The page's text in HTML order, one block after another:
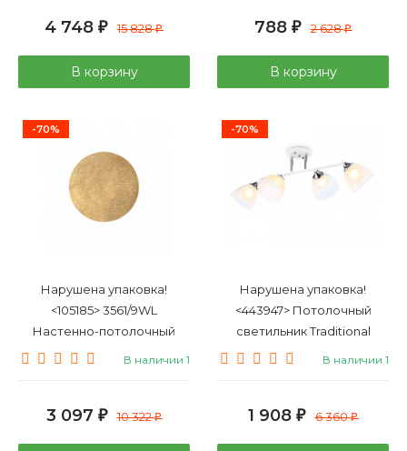
4 748 ₽ 15 828₽
В корзину
788 ₽ 2 628₽
В корзину
-70%
Нарушена упаковка!
<105185> 3561/9WL
Настенно-потолочный
светодиодный светильник
В наличии 1
3 097 ₽ 10 322₽
-70%
Нарушена упаковка!
<443947> Потолочный
светильник Traditional
Ambrella light TR303003
В наличии 1
1 908 ₽ 6 360₽